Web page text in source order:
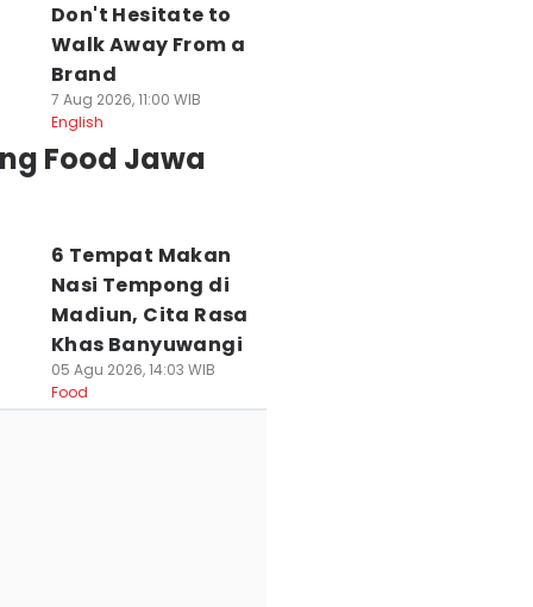
Don't Hesitate to
Walk Away From a
Brand
7 Aug 2026, 11:00 WIB
English
Food Jawa
6 Tempat Makan
Nasi Tempong di
Madiun, Cita Rasa
Khas Banyuwangi
05 Agu 2026, 14:03 WIB
Food